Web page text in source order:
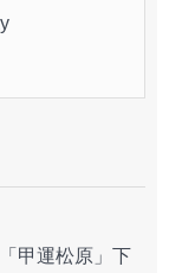
甲運松原」下